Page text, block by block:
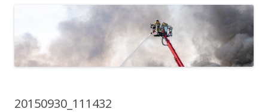
20150930_111432